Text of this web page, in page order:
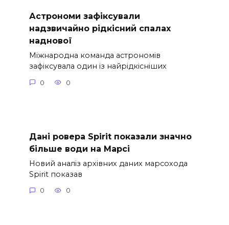
Астрономи зафіксували
надзвичайно рідкісний спалах
наднової
Міжнародна команда астрономів
зафіксувала один із найрідкісніших
0 0
Дані ровера Spirit показали значно
більше води на Марсі
Новий аналіз архівних даних марсохода
Spirit показав
0 0